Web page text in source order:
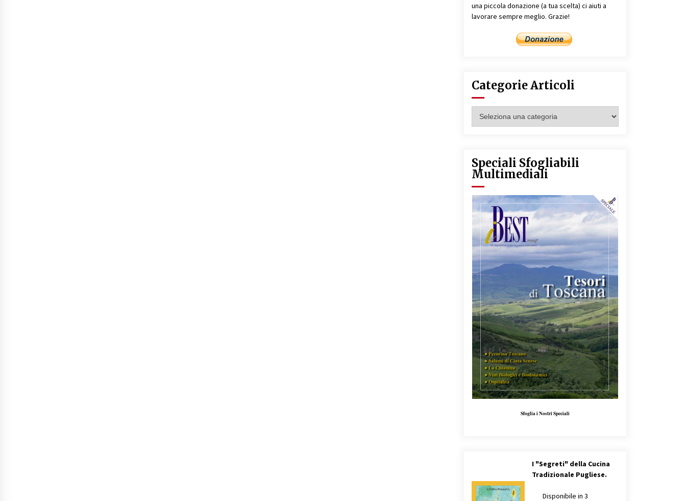
una piccola donazione (a tua scelta) ci aiuti a
lavorare sempre meglio. Grazie!
Categorie Articoli
Articoli
Speciali Sfogliabili
Multimediali
Sfoglia i Nostri Speciali
I "Segreti" della Cucina
Tradizionale Pugliese.
Disponibile in 3